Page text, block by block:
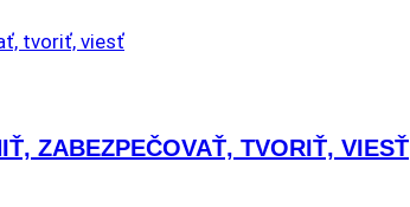
ZABEZPEČOVAŤ, TVORIŤ, VIESŤ